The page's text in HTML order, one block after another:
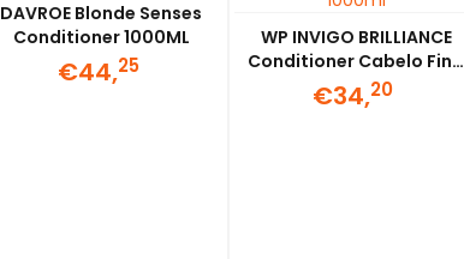
DAVROE Blonde Senses
Conditioner 1000ML
€44,25
WP INVIGO BRILLIANCE
Conditioner Cabelo Fino
1000ml
€34,20